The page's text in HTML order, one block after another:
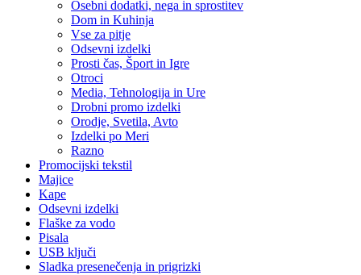
Osebni dodatki, nega in sprostitev
Dom in Kuhinja
Vse za pitje
Odsevni izdelki
Prosti čas, Šport in Igre
Otroci
Media, Tehnologija in Ure
Drobni promo izdelki
Orodje, Svetila, Avto
Izdelki po Meri
Razno
Promocijski tekstil
Majice
Kape
Odsevni izdelki
Flaške za vodo
Pisala
USB ključi
Sladka presenečenja in prigrizki